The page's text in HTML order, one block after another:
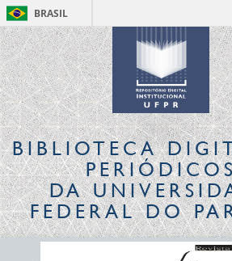
BRASIL
BIBLIOTECA
DA
FEDERAL DO